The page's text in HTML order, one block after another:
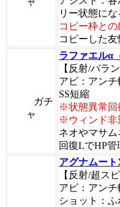
リー状態にな
コピー枠との
コピーした友
ガチ
ャ
ラファエルα
【反射/バラ
アビ：アン
SS短縮
※状態異常回
※ウィンド非
ネオやマサム
回復LでHP管
アグナムート
【反射/超ス
アビ：アン
ショット：